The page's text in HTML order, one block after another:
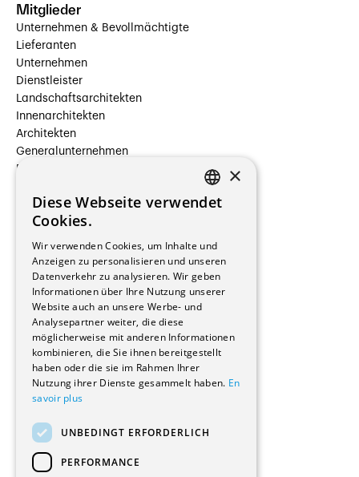
Mitglieder
Unternehmen & Bevollmächtigte
Lieferanten
Unternehmen
Dienstleister
Landschaftsarchitekten
Innenarchitekten
Architekten
Generalunternehmen
Beauftragte Unternehmen
Hersteller/Lieferanten
Bauherrschaften
Immobilienverwaltungsgesellschaften
Stockwerkeigentum
Reportagen
Wohnungen
Renovierungen
Innere Umbauten
Gastgewerbe und Tourismus
Verwaltungsgebäude und Geschäfte
Schuleinrichtungen
Medizinische Einrichtungen
Kultur - Sport - Freizeit
Industrie - Handwerk
Transport und Parkplätze
FRENCH
×
Diese Webseite verwendet
Cookies.
Wir verwenden Cookies, um Inhalte und
Anzeigen zu personalisieren und unseren
Datenverkehr zu analysieren. Wir geben
Informationen über Ihre Nutzung unserer
Website auch an unsere Werbe- und
Analysepartner weiter, die diese
möglicherweise mit anderen Informationen
kombinieren, die Sie ihnen bereitgestellt
haben oder die sie im Rahmen Ihrer
Nutzung ihrer Dienste gesammelt haben. En
savoir plus
UNBEDINGT ERFORDERLICH
PERFORMANCE